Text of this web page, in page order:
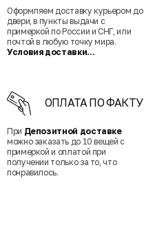
Оформляем доставку курьером до
двери, в пункты выдачи с
примеркой по России и СНГ, или
почтой в любую точку мира.
Условия доставки...
ОПЛАТА ПО ФАКТУ
При Депозитной доставке
можно заказать до 10 вещей с
примеркой и оплатой при
получении только за то, что
понравилось.